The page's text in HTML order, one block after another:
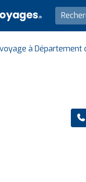
à Département